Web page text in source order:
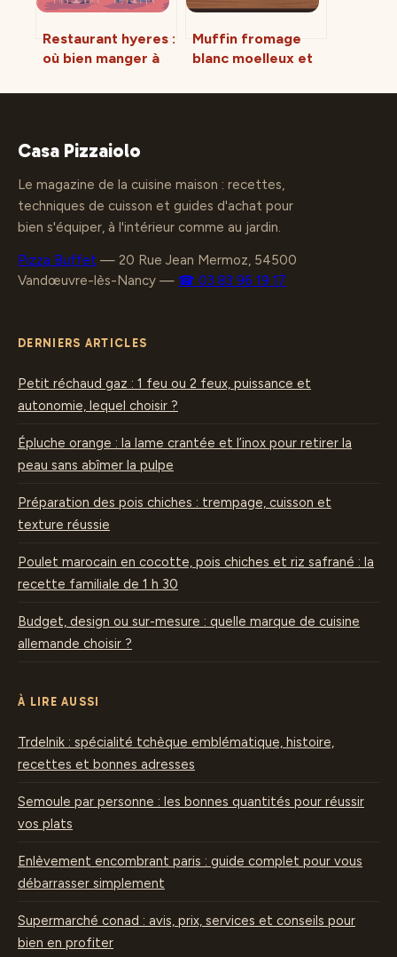
Restaurant hyeres :
où bien manger à
environs
Muffin fromage
blanc moelleux et
facile et
Casa Pizzaiolo
Le magazine de la cuisine maison : recettes,
techniques de cuisson et guides d'achat pour
bien s'équiper, à l'intérieur comme au jardin.
Pizza Buffet — 20 Rue Jean Mermoz, 54500
Vandœuvre-lès-Nancy — ☎ 03 83 96 19 17
DERNIERS ARTICLES
Petit réchaud gaz : 1 feu ou 2 feux, puissance et
autonomie, lequel choisir ?
Épluche orange : la lame crantée et l’inox pour retirer la
peau sans abîmer la pulpe
Préparation des pois chiches : trempage, cuisson et
texture réussie
Poulet marocain en cocotte, pois chiches et riz safrané : la
recette familiale de 1 h 30
Budget, design ou sur-mesure : quelle marque de cuisine
allemande choisir ?
À LIRE AUSSI
Trdelnik : spécialité tchèque emblématique, histoire,
recettes et bonnes adresses
Semoule par personne : les bonnes quantités pour réussir
vos plats
Enlèvement encombrant paris : guide complet pour vous
débarrasser simplement
Supermarché conad : avis, prix, services et conseils pour
bien en profiter